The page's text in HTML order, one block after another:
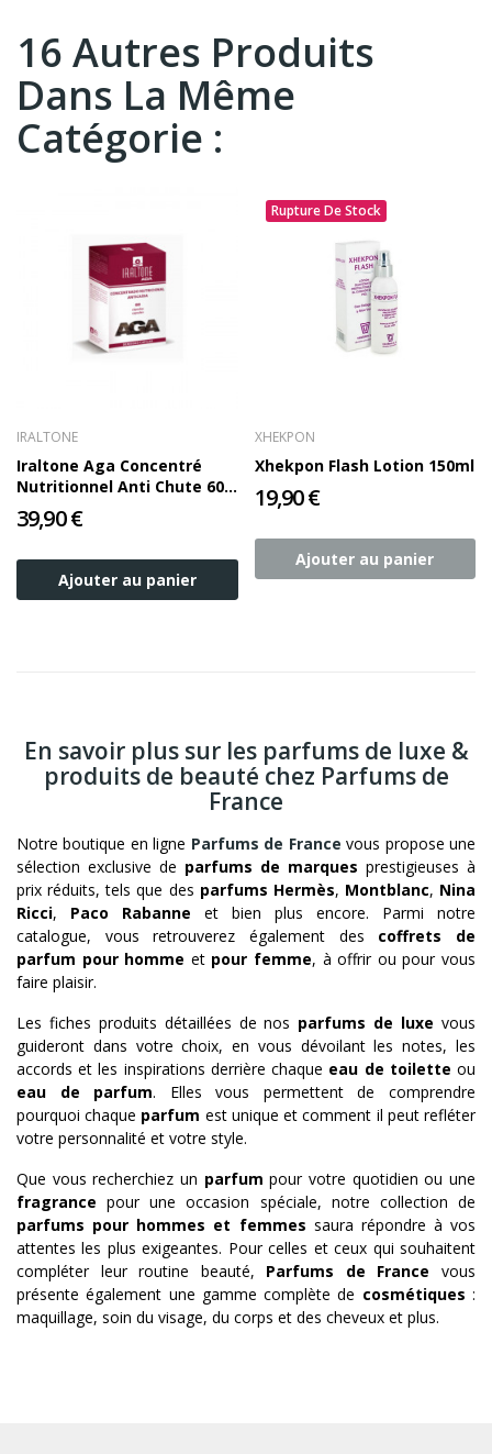
16 Autres Produits
Dans La Même
Catégorie :
IRALTONE
Iraltone Aga Concentré
Nutritionnel Anti Chute 60
Gélules
39,90 €
Ajouter au panier
Rupture De Stock
XHEKPON
Xhekpon Flash Lotion 150ml
19,90 €
Ajouter au panier
En savoir plus sur les parfums de luxe &
produits de beauté chez Parfums de
France
Notre boutique en ligne Parfums de France vous propose une
sélection exclusive de parfums de marques prestigieuses à
prix réduits, tels que des parfums Hermès, Montblanc, Nina
Ricci, Paco Rabanne et bien plus encore. Parmi notre
catalogue, vous retrouverez également des coffrets de
parfum pour homme et pour femme, à offrir ou pour vous
faire plaisir.
Les fiches produits détaillées de nos parfums de luxe vous
guideront dans votre choix, en vous dévoilant les notes, les
accords et les inspirations derrière chaque eau de toilette ou
eau de parfum. Elles vous permettent de comprendre
pourquoi chaque parfum est unique et comment il peut refléter
votre personnalité et votre style.
Que vous recherchiez un parfum pour votre quotidien ou une
fragrance pour une occasion spéciale, notre collection de
parfums pour hommes et femmes saura répondre à vos
attentes les plus exigeantes. Pour celles et ceux qui souhaitent
compléter leur routine beauté, Parfums de France vous
présente également une gamme complète de cosmétiques :
maquillage, soin du visage, du corps et des cheveux et plus.